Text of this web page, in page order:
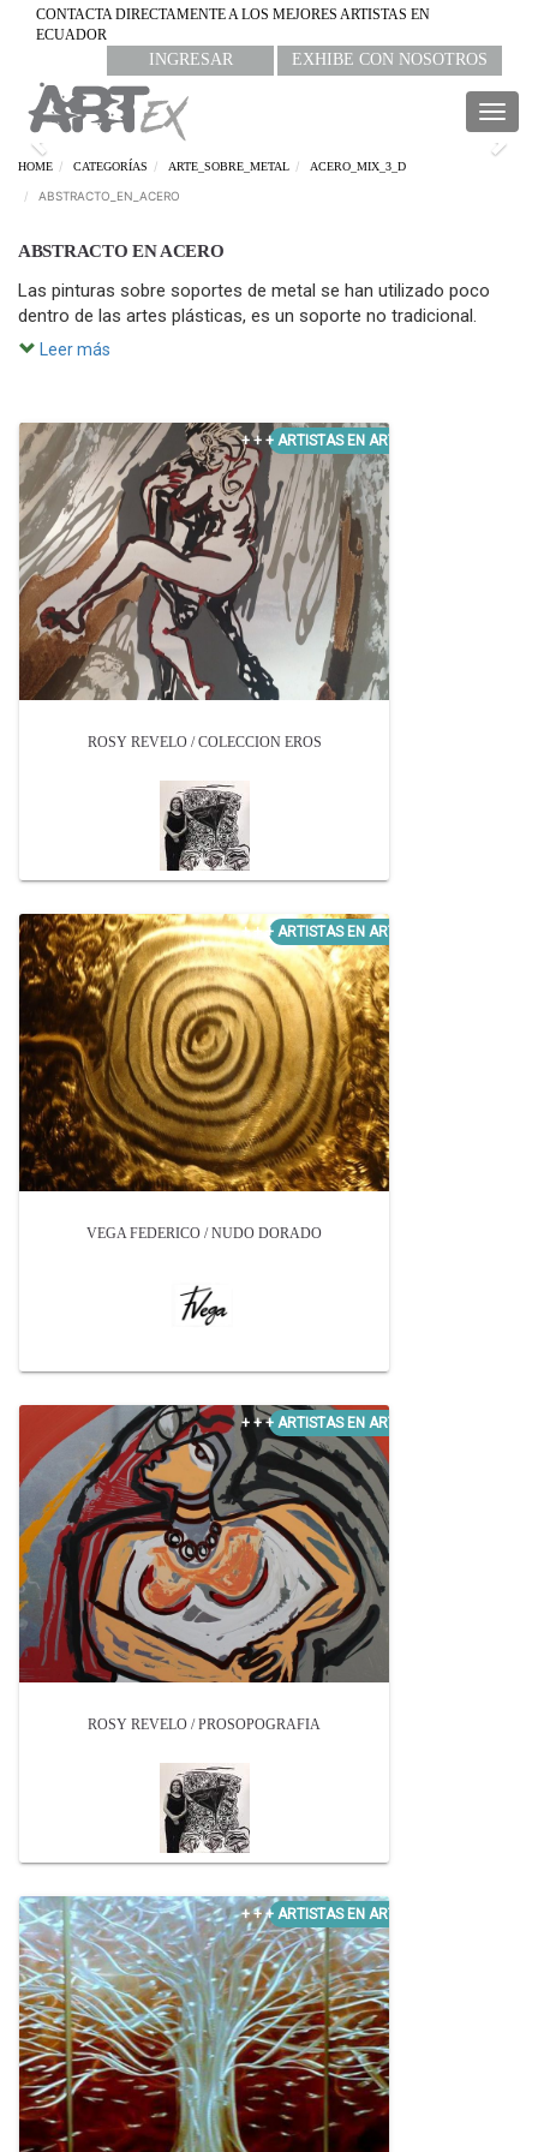
CONTACTA DIRECTAMENTE A LOS MEJORES ARTISTAS EN
ECUADOR
INGRESAR EXHIBE CON NOSOTROS
Previous
HOME CATEGORÍAS ARTE_SOBRE_METAL ACERO_MIX_3_D
ABSTRACTO_EN_ACERO
ABSTRACTO EN ACERO
Las pinturas sobre soportes de metal se han utilizado poco
dentro de las artes plásticas, es un soporte no tradicional.
Leer más
ROSY REVELO / COLECCION EROS
VEGA FEDERICO / NUDO DORADO
ROSY REVELO / PROSOPOGRAFIA